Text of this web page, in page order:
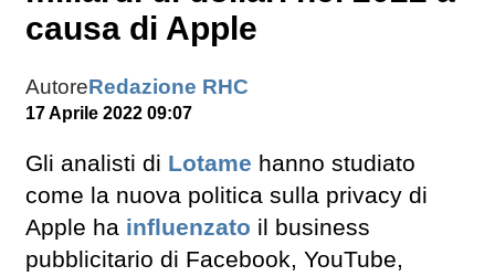
causa di Apple
AutoreRedazione RHC
17 Aprile 2022 09:07
Gli analisti di Lotame hanno studiato
come la nuova politica sulla privacy di
Apple ha influenzato il business
pubblicitario di Facebook, YouTube,